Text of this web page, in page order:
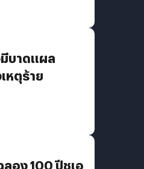
บาดแผล
หตุร้าย
ลอง 100 ปีชูเอ